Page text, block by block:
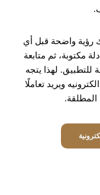
رؤية واضحة قبل أي
مكتوبة، ثم متابعة
للتطبيق. لهذا يتجه
ويريد تعاملًا
المطلقة.